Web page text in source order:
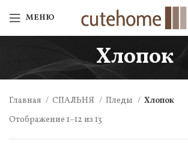
МЕНЮ
Хлопок
Главная СПАЛЬНЯ Пледы
Хлопок
Отображение 1–12 из 13